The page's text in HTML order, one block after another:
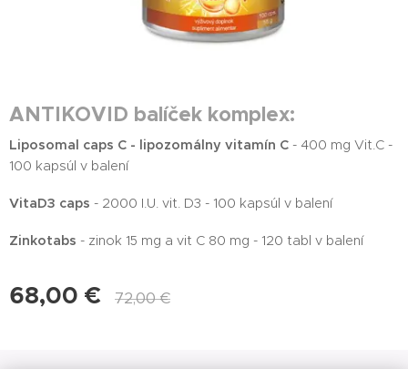
ANTIKOVID balíček komplex:
Liposomal caps C - lipozomálny vitamín C - 400 mg Vit.C -
100 kapsúl v balení
VitaD3 caps - 2000 I.U. vit. D3 - 100 kapsúl v balení
Zinkotabs - zinok 15 mg a vit C 80 mg - 120 tabl v balení
68,00 € 72,00€